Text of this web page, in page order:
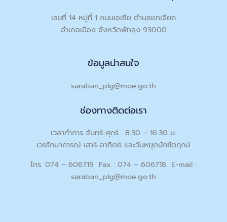
เลขที่ 14 หมู่ที่ 1 ถนนเอเชีย ตำบลเขาเจียก
อำเภอเมือง จังหวัดพัทลุง 93000
ข้อมูลน่าสนใจ
saraban_plg@moe.go.th
ช่องทางติดต่อเรา
เวลาทำการ จันทร์-ศุกร์ : 8:30 – 16:30 น.
เวรรักษาการณ์ เสาร์-อาทิตย์ และวันหยุดนักขัตฤกษ์
โทร. 074 – 606719 Fax : 074 – 606718 E-mail :
saraban_plg@moe.go.th